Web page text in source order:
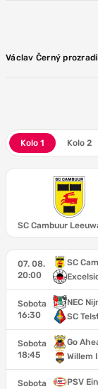
Václav Černý
Kolo 1 Kolo 2
SC Cambuur
07. 08.
20:00
SC
Sobota
16:30
NEC
SC
Sobota
18:45
Go
Willem
Sobota
PSV